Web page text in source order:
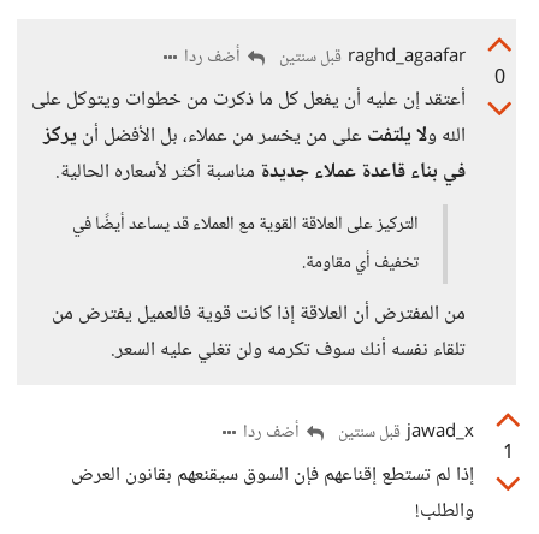
0
raghd_agaafar قبل سنتين أضف ردا
أعتقد إن عليه أن يفعل كل ما ذكرت من خطوات ويتوكل على
الله ولا يلتفت على من يخسر من عملاء، بل الأفضل أن يركز
في بناء قاعدة عملاء جديدة مناسبة أكثر لأسعاره الحالية.
التركيز على العلاقة القوية مع العملاء قد يساعد أيضًا في
تخفيف أي مقاومة.
من المفترض أن العلاقة إذا كانت قوية فالعميل يفترض من
تلقاء نفسه أنك سوف تكرمه ولن تغلي عليه السعر.
1
jawad_x قبل سنتين أضف ردا
إذا لم تستطع إقناعهم فإن السوق سيقنعهم بقانون العرض
والطلب!